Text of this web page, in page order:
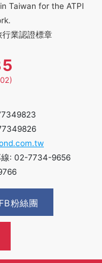
Taiwan for the ATPI
業認證標章
線: 02-7734-9656
FB粉絲團